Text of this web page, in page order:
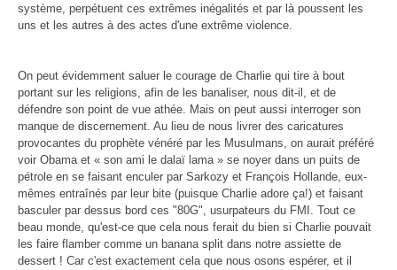
système, perpétuent ces extrêmes inégalités et par là poussent les
uns et les autres à des actes d'une extrême violence.
On peut évidemment saluer le courage de Charlie qui tire à bout
portant sur les religions, afin de les banaliser, nous dit-il, et de
défendre son point de vue athée. Mais on peut aussi interroger son
manque de discernement. Au lieu de nous livrer des caricatures
provocantes du prophète vénéré par les Musulmans, on aurait préféré
voir Obama et « son ami le dalaï lama » se noyer dans un puits de
pétrole en se faisant enculer par Sarkozy et François Hollande, eux-
mêmes entraînés par leur bite (puisque Charlie adore ça!) et faisant
basculer par dessus bord ces "80G", usurpateurs du FMI. Tout ce
beau monde, qu'est-ce que cela nous ferait du bien si Charlie pouvait
les faire flamber comme un banana split dans notre assiette de
dessert ! Car c'est exactement cela que nous osons espérer, et il